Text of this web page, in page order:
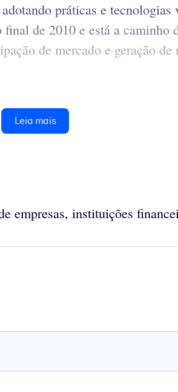
práticas e
de 2010 e está a caminho
de mercado e geração de
Leia mais
empresas, instituições